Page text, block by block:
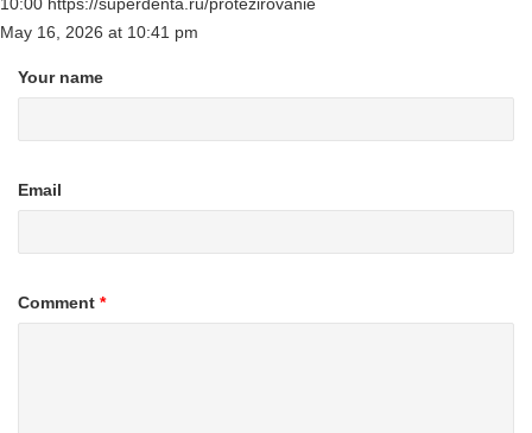
May 16, 2026 at 10:41 pm
Your name
Email
Comment *